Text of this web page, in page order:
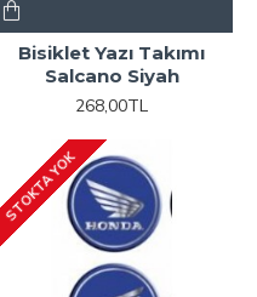
Bisiklet Yazı Takımı
Salcano Siyah
268,00TL
STOKTA YOK